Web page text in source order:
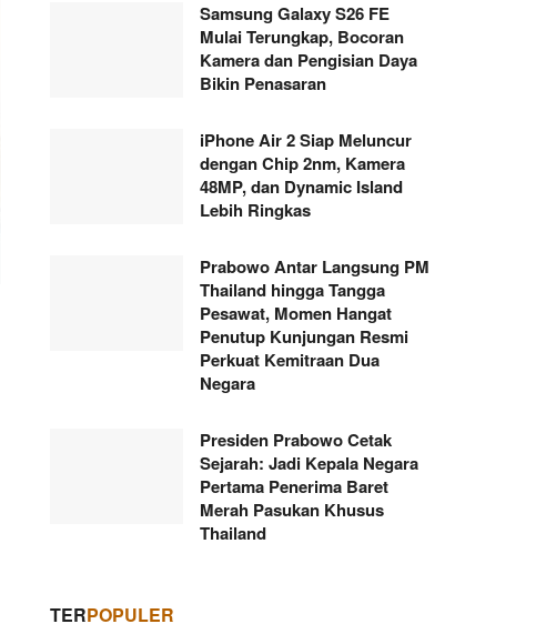
Samsung Galaxy S26 FE
Mulai Terungkap, Bocoran
Kamera dan Pengisian Daya
Bikin Penasaran
iPhone Air 2 Siap Meluncur
dengan Chip 2nm, Kamera
48MP, dan Dynamic Island
Lebih Ringkas
Prabowo Antar Langsung PM
Thailand hingga Tangga
Pesawat, Momen Hangat
Penutup Kunjungan Resmi
Perkuat Kemitraan Dua
Negara
Presiden Prabowo Cetak
Sejarah: Jadi Kepala Negara
Pertama Penerima Baret
Merah Pasukan Khusus
Thailand
TERPOPULER